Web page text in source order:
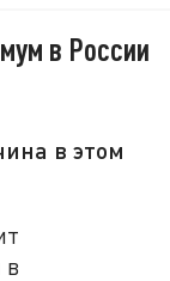
в России
в этом
в